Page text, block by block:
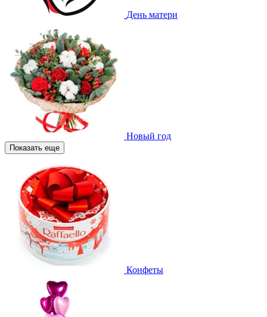
День матери
Новый год
Показать еще
Конфеты